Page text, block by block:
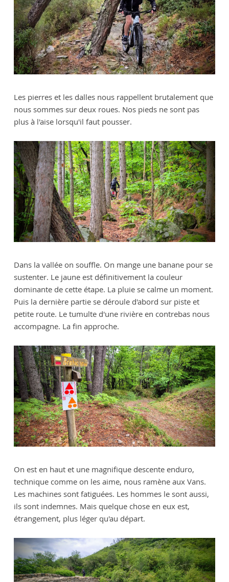
Les pierres et les dalles nous rappellent brutalement que
nous sommes sur deux roues. Nos pieds ne sont pas
plus à l'aise lorsqu'il faut pousser.
Dans la vallée on souffle. On mange une banane pour se
sustenter. Le jaune est définitivement la couleur
dominante de cette étape. La pluie se calme un moment.
Puis la dernière partie se déroule d'abord sur piste et
petite route. Le tumulte d'une rivière en contrebas nous
accompagne. La fin approche.
On est en haut et une magnifique descente enduro,
technique comme on les aime, nous ramène aux Vans.
Les machines sont fatiguées. Les hommes le sont aussi,
ils sont indemnes. Mais quelque chose en eux est,
étrangement, plus léger qu'au départ.